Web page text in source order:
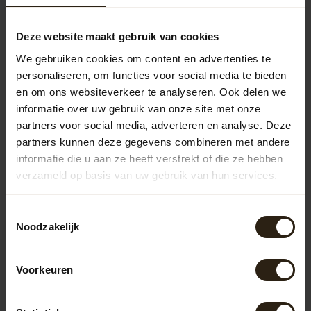
Deze website maakt gebruik van cookies
We gebruiken cookies om content en advertenties te
personaliseren, om functies voor social media te bieden
en om ons websiteverkeer te analyseren. Ook delen we
informatie over uw gebruik van onze site met onze
partners voor social media, adverteren en analyse. Deze
partners kunnen deze gegevens combineren met andere
informatie die u aan ze heeft verstrekt of die ze hebben
verzameld op basis van uw gebruik van hun services.
Noodzakelijk
Voorkeuren
Vragen over dit product?
Neem gerust contact op met onze klantenservice op
info@barrelatelier.nl
Recent bekeken